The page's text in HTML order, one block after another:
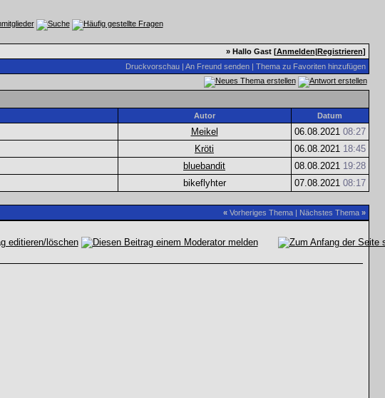
» Hallo Gast [Anmelden|Registrieren]
Druckvorschau| An Freund senden| Thema zu Favoriten hinzufügen
Autor Datum
Meikel 06.08.2021 08:27
Kröti 06.08.2021 18:45
bluebandit 08.08.2021 19:28
bikeflyhter 07.08.2021 08:17
« Vorheriges Thema| Nächstes Thema »